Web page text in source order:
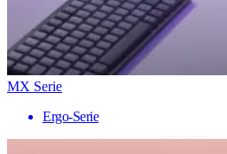
MX Serie
Ergo-Serie